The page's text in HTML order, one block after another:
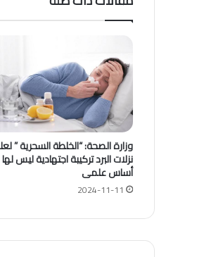
وزارة الصحة: “الخلطة السحرية ”
نزلات البرد تركيبة اجتهادية ليس لها
أساس علمى
2024-11-11